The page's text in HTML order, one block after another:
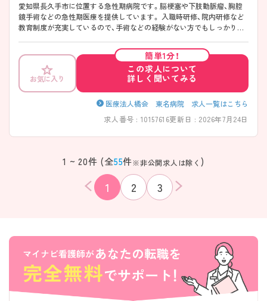
該当件数
条件を
クリア
検索する
愛知県長久手市に位置する急性期病院です。脳梗塞や下肢動脈瘤、胸腔
鏡手術などの急性期医療を提供しています。 入職時研修、院内研修など
教育制度が充実しているので、手術などの経験がない方でもしっかり学
周囲のサポートがしっかりしていますのでご安心ください。 ご興味ある
方には、面接対策ポイントなど、さらに詳細をお話しいたしますのでお気
軽にご相談ください。
お気に入り
簡単1分！
この求人について
詳しく聞いてみる
医療法人橘会 東名病院 求人一覧はこちら
求人番号 : 10157616更新日 : 2026年7月24日
1 ~ 20件 (全55件※非公開求人は除く )
1 2 3